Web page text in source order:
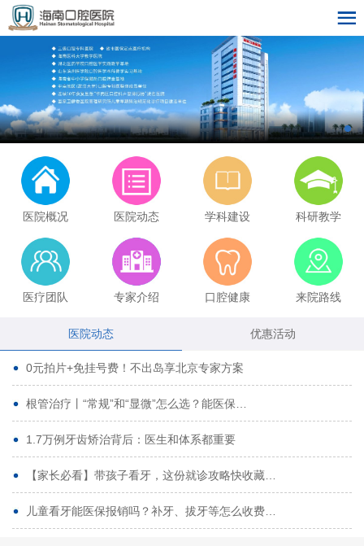
医院概况 医院动态 学科建设 科研教学
医疗团队 专家介绍 口腔健康 来院路线
医院动态 优惠活动
0元拍片+免挂号费！不出岛享北京专家方案
根管治疗丨“常规”和“显微”怎么选？能医保…
1.7万例牙齿矫治背后：医生和体系都重要
【家长必看】带孩子看牙，这份就诊攻略快收藏…
儿童看牙能医保报销吗？补牙、拔牙等怎么收费…